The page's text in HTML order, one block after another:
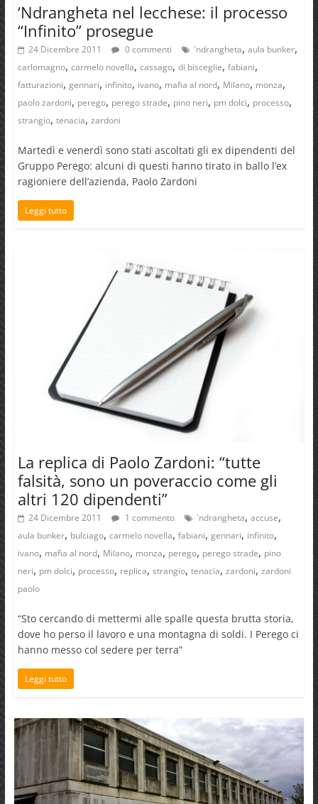
‘Ndrangheta nel lecchese: il processo
“Infinito” prosegue
24 Dicembre 2011 0 commenti 'ndrangheta, aula bunker,
carlomagno, carmelo novella, cassago, di bisceglie, fabiani,
fatturazioni, gennari, infinito, ivano, mafia al nord, Milano, monza,
paolo zardoni, perego, perego strade, pino neri, pm dolci, processo,
strangio, tenacia, zardoni
Martedì e venerdì sono stati ascoltati gli ex dipendenti del
Gruppo Perego: alcuni di questi hanno tirato in ballo l’ex
ragioniere dell’azienda, Paolo Zardoni
Leggi tutto
La replica di Paolo Zardoni: “tutte
falsità, sono un poveraccio come gli
altri 120 dipendenti”
24 Dicembre 2011 1 commento 'ndrangheta, accuse,
aula bunker, bulciago, carmelo novella, fabiani, gennari, infinito,
ivano, mafia al nord, Milano, monza, perego, perego strade, pino
neri, pm dolci, processo, replica, strangio, tenacia, zardoni, zardoni
paolo
“Sto cercando di mettermi alle spalle questa brutta storia,
dove ho perso il lavoro e una montagna di soldi. I Perego ci
hanno messo col sedere per terra”
Leggi tutto